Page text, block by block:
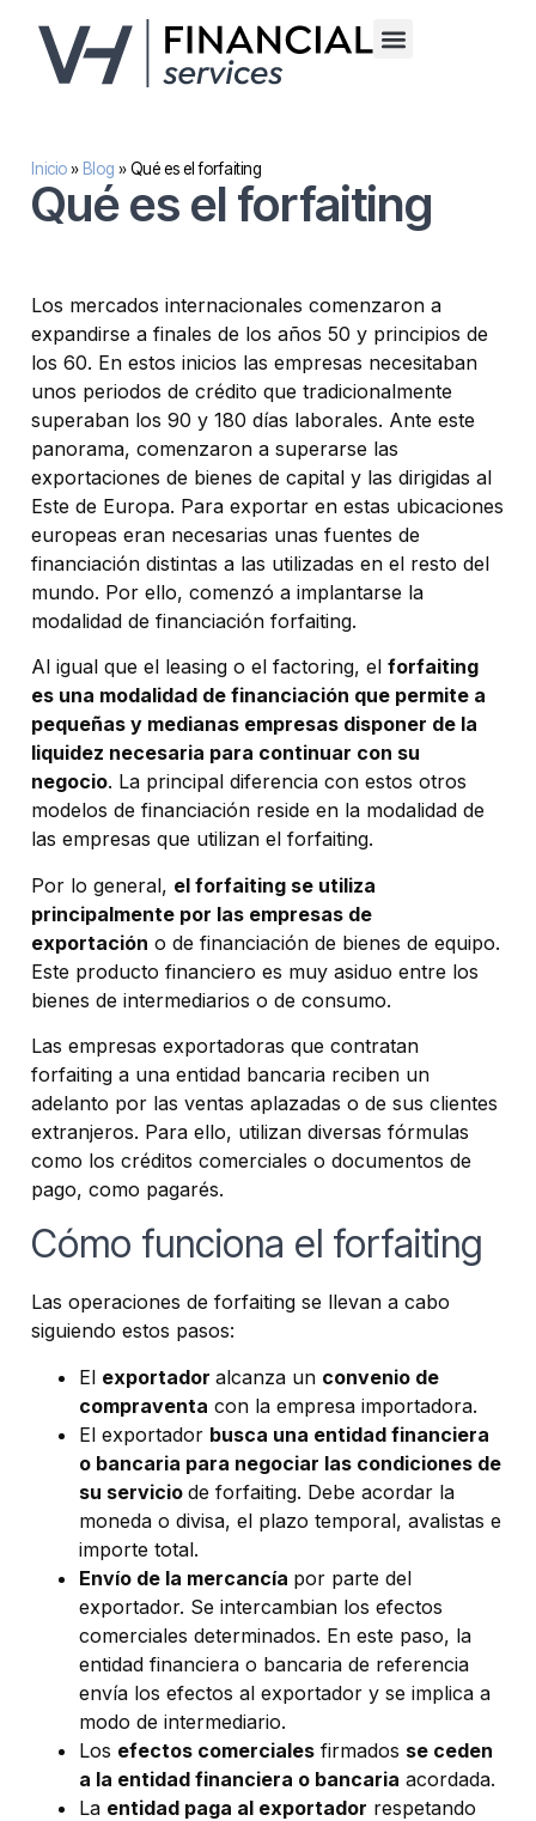
Inicio» Blog »Qué es el forfaiting
Qué es el forfaiting
Los mercados internacionales comenzaron a
expandirse a finales de los años 50 y principios de
los 60. En estos inicios las empresas necesitaban
unos periodos de crédito que tradicionalmente
superaban los 90 y 180 días laborales. Ante este
panorama, comenzaron a superarse las
exportaciones de bienes de capital y las dirigidas al
Este de Europa. Para exportar en estas ubicaciones
europeas eran necesarias unas fuentes de
financiación distintas a las utilizadas en el resto del
mundo. Por ello, comenzó a implantarse la
modalidad de financiación forfaiting.
Al igual que el leasing o el factoring, el forfaiting
es una modalidad de financiación que permite a
pequeñas y medianas empresas disponer de la
liquidez necesaria para continuar con su
negocio. La principal diferencia con estos otros
modelos de financiación reside en la modalidad de
las empresas que utilizan el forfaiting.
Por lo general, el forfaiting se utiliza
principalmente por las empresas de
exportación o de financiación de bienes de equipo.
Este producto financiero es muy asiduo entre los
bienes de intermediarios o de consumo.
Las empresas exportadoras que contratan
forfaiting a una entidad bancaria reciben un
adelanto por las ventas aplazadas o de sus clientes
extranjeros. Para ello, utilizan diversas fórmulas
como los créditos comerciales o documentos de
pago, como pagarés.
Cómo funciona el forfaiting
Las operaciones de forfaiting se llevan a cabo
siguiendo estos pasos:
El exportador alcanza un convenio de
compraventa con la empresa importadora.
El exportador busca una entidad financiera
o bancaria para negociar las condiciones de
su servicio de forfaiting. Debe acordar la
moneda o divisa, el plazo temporal, avalistas e
importe total.
Envío de la mercancía por parte del
exportador. Se intercambian los efectos
comerciales determinados. En este paso, la
entidad financiera o bancaria de referencia
envía los efectos al exportador y se implica a
modo de intermediario.
Los efectos comerciales firmados se ceden
a la entidad financiera o bancaria acordada.
La entidad paga al exportador respetando